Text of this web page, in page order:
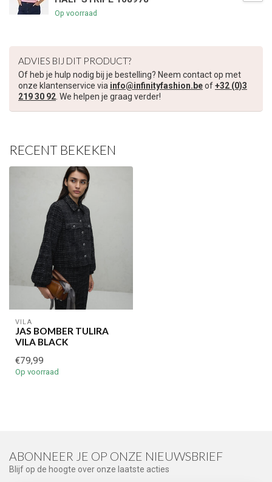
Op voorraad
ADVIES BIJ DIT PRODUCT?
Of heb je hulp nodig bij je bestelling? Neem contact op met
onze klantenservice via info@infinityfashion.beof+32 (0)3
219 30 92. We helpen je graag verder!
RECENT BEKEKEN
VILA
JAS BOMBER TULIRA
VILA BLACK
€79,99
Op voorraad
ABONNEER JE OP ONZE NIEUWSBRIEF
Blijf op de hoogte over onze laatste acties
€5,00 korting op je volgende bestelling
over onze nieuwe collectie, en ontvang
volgende aankoop! 😀
Inschrijven
Je korting is geldig bij een minimale bestelwaarde van €45,00